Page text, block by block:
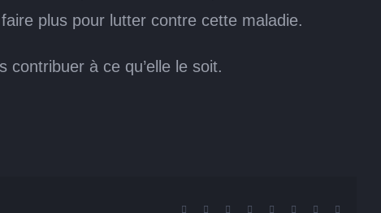
plus pour lutter contre cette maladie.
contribuer à ce qu’elle le soit.
Facebook Reddit LinkedInTumblr Pinterest